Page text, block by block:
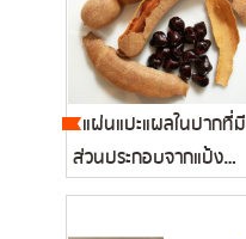
แผ่นแปะแผลในปากที่มี
ส่วนประกอบจากแป้ง
เมล็ดมะข...